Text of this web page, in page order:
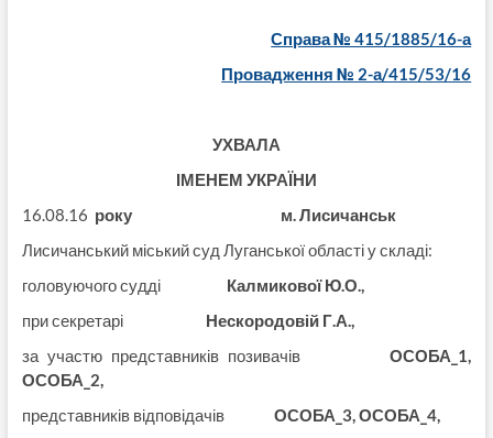
Справа № 415/1885/16-а
Провадження № 2-а/415/53/16
УХВАЛА
ІМЕНЕМ УКРАЇНИ
16.08.16 року м. Лисичанськ
Лисичанський міський суд Луганської області у складі:
головуючого судді Калмикової Ю.О.,
при секретарі Нескородовій Г.А.,
за участю представників позивачів ОСОБА_1,
ОСОБА_2,
представників відповідачівОСОБА_3, ОСОБА_4,